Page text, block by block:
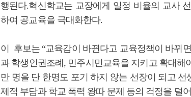
행된다.혁신학교는 교장에게 일정 비율의 교사
하여 공교육을 극대화한다.
이 후보는 “교육감이 바뀐다고 교육정책이 바뀌
과 학생인권조례, 민주시민교육을 지키고 확대해
만 명을 단 한명도 포기 하지 않는 선장이 되고
제적 부담과 학교 폭력 왕따 문제 등의 걱정을 덜